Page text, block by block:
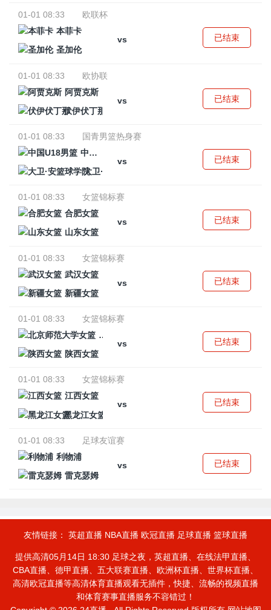
01-01 08:33
欧联杯
本菲卡
vs
圣加伦
已结束
01-01 08:33
欧协联
阿贾克斯
vs
伏伊伏丁那
已结束
01-01 08:33
国青男篮热身赛
中国U18男篮
vs
大卫·安篮球学院
已结束
01-01 08:33
女篮锦标赛
合肥女篮
vs
山东女篮
已结束
01-01 08:33
女篮锦标赛
武汉女篮
vs
新疆女篮
已结束
01-01 08:33
女篮锦标赛
北京师范大学女篮
vs
陕西女篮
已结束
01-01 08:33
女篮锦标赛
江西女篮
vs
黑龙江女篮
已结束
01-01 08:33
足球友谊赛
利物浦
vs
雷克瑟姆
已结束
友情链接： 英超直播 NBA直播 欧冠直播 足球直播 篮球直播
提供高清05月14日 18:30 足球之夜，英超直播、在线法甲直播、
CBA直播、德甲直播、五大联赛直播、欧洲杯直播、世界杯直播、
高清欧冠直播等高清体育直播观看无插件，快捷、流畅的视频直播
和体育赛事直播服务不容错过！